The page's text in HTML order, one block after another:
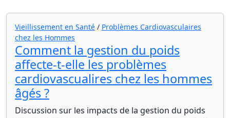
Vieillissement en Santé / Problèmes Cardiovasculaires
chez les Hommes
Comment la gestion du poids
affecte-t-elle les problèmes
cardiovascualires chez les hommes
âgés ?
Discussion sur les impacts de la gestion du poids